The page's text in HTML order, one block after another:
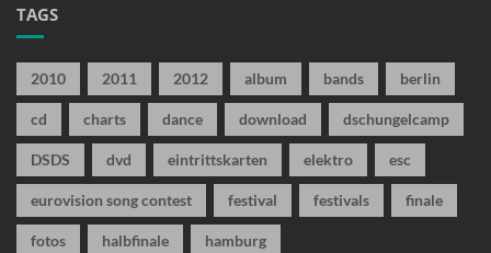
TAGS
2010 2011 2012 album bands berlin
cd charts dance download dschungelcamp
DSDS dvd eintrittskarten elektro esc
eurovision song contest festival festivals finale
fotos halbfinale hamburg